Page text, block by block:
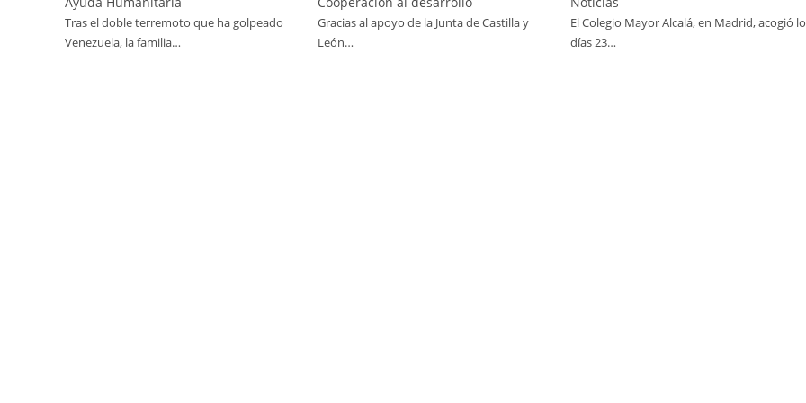
Tras el doble terremoto que ha golpeado
Venezuela, la familia…
Gracias al apoyo de la Junta de Castilla y
León…
El Colegio Mayor Alcalá, en Madrid, acogió
días 23…